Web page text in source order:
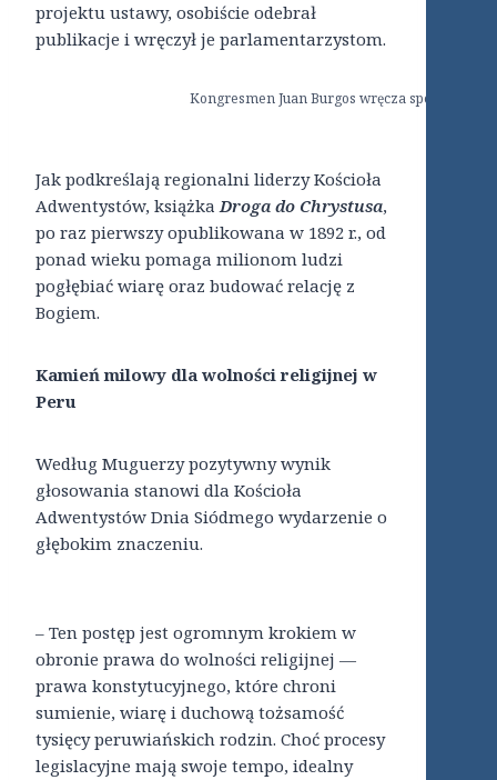
projektu ustawy, osobiście odebrał
publikacje i wręczył je parlamentarzystom.
Kongresmen Juan Burgos wręcza specjalne
Jak podkreślają regionalni liderzy Kościoła
Adwentystów, książkaDroga do Chrystusa,
po raz pierwszy opublikowana w 1892 r., od
ponad wieku pomaga milionom ludzi
pogłębiać wiarę oraz budować relację z
Bogiem.
Kamień milowy dla wolności religijnej w
Peru
Według Muguerzy pozytywny wynik
głosowania stanowi dla Kościoła
Adwentystów Dnia Siódmego wydarzenie o
głębokim znaczeniu.
– Ten postęp jest ogromnym krokiem w
obronie prawa do wolności religijnej —
prawa konstytucyjnego, które chroni
sumienie, wiarę i duchową tożsamość
tysięcy peruwiańskich rodzin. Choć procesy
legislacyjne mają swoje tempo, idealny